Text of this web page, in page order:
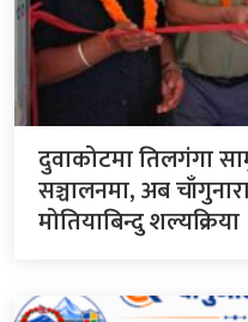
दुवाकोटमा तिलगंगा
सञ्चालनमा, अब
मोतियाबिन्दु शल्यक्रिया